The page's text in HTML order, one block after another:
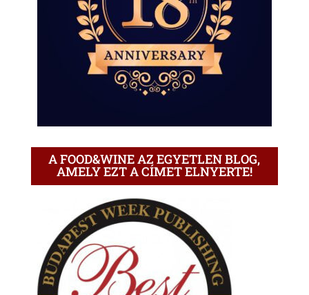
A FOOD&WINE AZ EGYETLEN BLOG,
AMELY EZT A CÍMET ELNYERTE!